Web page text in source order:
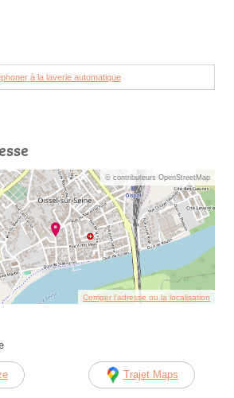
à la laverie automatique
© contributeurs OpenStreetMap
Corriger l’adresse ou la localisation
Trajet Maps